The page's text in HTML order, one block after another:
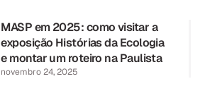
MASP em 2025: como visitar a
exposição Histórias da Ecologia
e montar um roteiro na Paulista
novembro 24, 2025